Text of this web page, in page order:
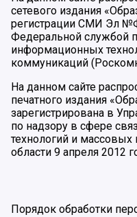
сетевого издания
регистрации СМИ Эл
Федеральной службой
информационных
коммуникаций
На данном сайте
печатного издания
зарегистрирована в
по надзору в сфере
технологий и
области 9 апреля 2012
Порядок обработки